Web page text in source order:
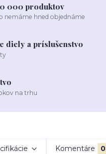
000 produktov
nemáme hned objednáme
diely a príslušenstvo
na trhu
Komentáre 0